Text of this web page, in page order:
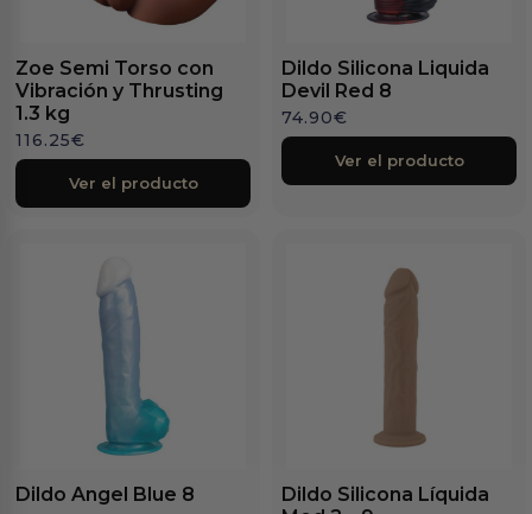
Zoe Semi Torso con
Vibración y Thrusting
1.3 kg
116.25€
Ver el producto
Dildo Silicona Liquida
Devil Red 8
74.90€
Ver el producto
Dildo Angel Blue 8
Dildo Silicona Líquida